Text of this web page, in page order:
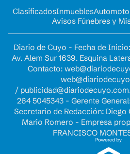
ClasificadosInmuebles
Avisos Fúnebres y
Diario de Cuyo - Fecha de
Av. Alem Sur 1639. Esquina
Contacto:
/
264 5045343 - Gerente
Secretario de Redacción: Diego
Mario Romero - Empresa
FRANCISCO